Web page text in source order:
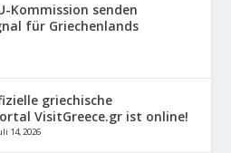
Kommission senden
für Griechenlands
griechische
VisitGreece.gr ist online!
14, 2026